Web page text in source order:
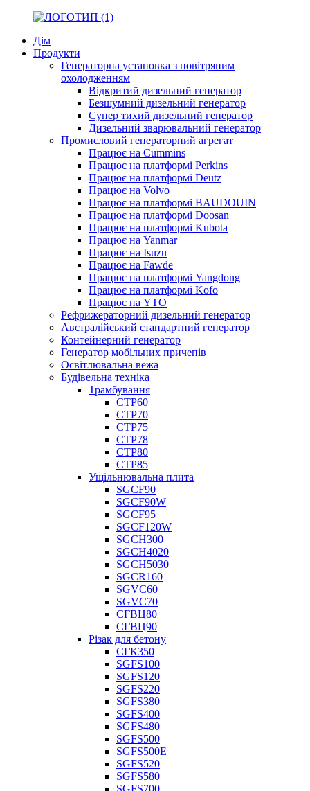
Дім
Продукти
Генераторна установка з повітряним
охолодженням
Відкритий дизельний генератор
Безшумний дизельний генератор
Супер тихий дизельний генератор
Дизельний зварювальний генератор
Промисловий генераторний агрегат
Працює на Cummins
Працює на платформі Perkins
Працює на платформі Deutz
Працює на Volvo
Працює на платформі BAUDOUIN
Працює на платформі Doosan
Працює на платформі Kubota
Працює на Yanmar
Працює на Isuzu
Працює на Fawde
Працює на платформі Yangdong
Працює на платформі Kofo
Працює на YTO
Рефрижераторний дизельний генератор
Австралійський стандартний генератор
Контейнерний генератор
Генератор мобільних причепів
Освітлювальна вежа
Будівельна техніка
Трамбування
СТР60
СТР70
СТР75
СТР78
СТР80
СТР85
Ущільнювальна плита
SGCF90
SGCF90W
SGCF95
SGCF120W
SGCH300
SGCH4020
SGCH5030
SGCR160
SGVC60
SGVC70
СГВЦ80
СГВЦ90
Різак для бетону
СГК350
SGFS100
SGFS120
SGFS220
SGFS380
SGFS400
SGFS480
SGFS500
SGFS500E
SGFS520
SGFS580
SGFS700